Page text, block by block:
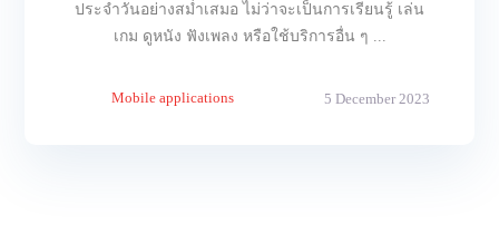
Mobile applications 5 December 2023
ประจำวันอย่างสม่ำเสมอ ไม่ว่าจะเป็นการเรียนรู้ เล่น
เกม ดูหนัง ฟังเพลง หรือใช้บริการอื่น ๆ ...